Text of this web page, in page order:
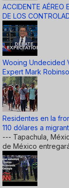
ACCIDENTE AÉREO
DE LOS
Wooing Undecided
Expert Mark
Residentes en la
110 dólares a
--- Tapachula,
de México